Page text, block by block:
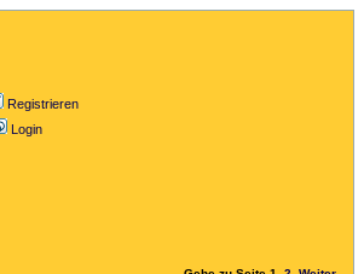
Registrieren
Login